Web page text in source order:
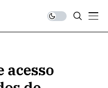
acesso